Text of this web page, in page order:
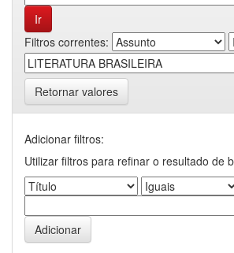
Filtros correntes:
Retornar valores
Adicionar filtros:
Utilizar filtros para refinar o resultado de